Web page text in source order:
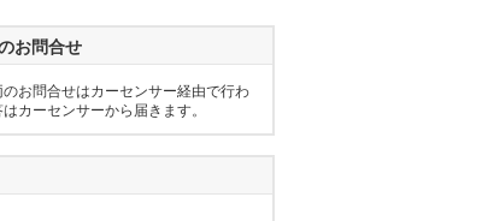
お問合せ
のお問合せはカーセンサー経由で行わ
カーセンサーから届きます。